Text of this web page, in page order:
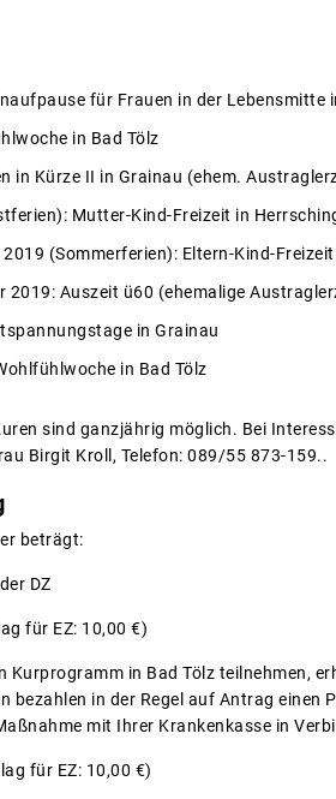
für Frauen in der Lebensmitte
in Bad Tölz
in Kürze II in Grainau (ehem.
Mutter-Kind-Freizeit in
(Sommerferien): Eltern-Kind-
2019: Auszeit ü60 (ehemalige
in Grainau
in Bad Tölz
sind ganzjährig möglich. Bei
Birgit Kroll, Telefon: 089/55 873-159..
beträgt:
DZ
für EZ: 10,00 €)
Kurprogramm in Bad Tölz teilnehmen,
bezahlen in der Regel auf Antrag
mit Ihrer Krankenkasse in
für EZ: 10,00 €)